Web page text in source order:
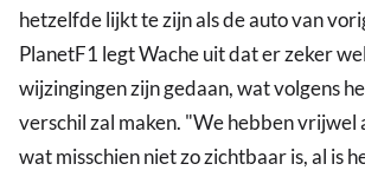
hetzelfde lijkt te zijn als de auto van
PlanetF1 legt Wache uit dat er zeker
wijzingingen zijn gedaan, wat volgens
verschil zal maken. "We hebben vrijwel
wat misschien niet zo zichtbaar is, al is